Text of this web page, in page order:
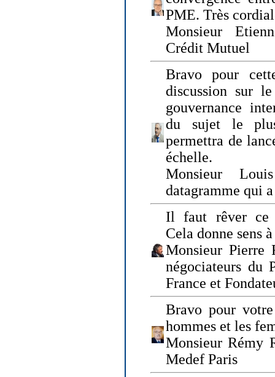
PME. Très
Monsieur
Crédit Mutuel
Bravo pour
discussion sur
gouvernance
du sujet le
permettra de
échelle.
Monsieur
datagramme qui
Il faut rêver ce
Cela donne sens
Monsieur Pierre
négociateurs du
France et
Bravo pour
hommes et les
Monsieur Rémy
Medef Paris